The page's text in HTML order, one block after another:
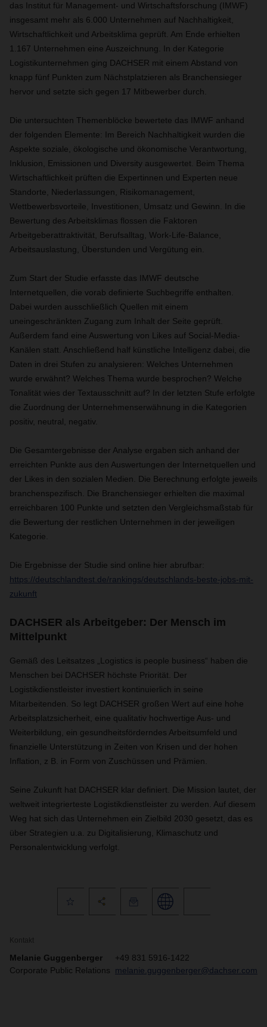
das Institut für Management- und Wirtschaftsforschung (IMWF)
insgesamt mehr als 6.000 Unternehmen auf Nachhaltigkeit,
Wirtschaftlichkeit und Arbeitsklima geprüft. Am Ende erhielten
1.167 Unternehmen eine Auszeichnung. In der Kategorie
Logistikunternehmen ging DACHSER mit einem Abstand von
knapp fünf Punkten zum Nächstplatzieren als Branchensieger
hervor und setzte sich gegen 17 Mitbewerber durch.
Die untersuchten Themenblöcke bewertete das IMWF anhand
der folgenden Elemente: Im Bereich Nachhaltigkeit wurden die
Aspekte soziale, ökologische und ökonomische Verantwortung,
Inklusion, Emissionen und Diversity ausgewertet. Beim Thema
Wirtschaftlichkeit prüften die Expertinnen und Experten neue
Standorte, Niederlassungen, Risikomanagement,
Wettbewerbsvorteile, Investitionen, Umsatz und Gewinn. In die
Bewertung des Arbeitsklimas flossen die Faktoren
Arbeitgeberattraktivität, Berufsalltag, Work-Life-Balance,
Arbeitsauslastung, Überstunden und Vergütung ein.
Zum Start der Studie erfasste das IMWF deutsche
Internetquellen, die vorab definierte Suchbegriffe enthalten.
Dabei wurden ausschließlich Quellen mit einem
uneingeschränkten Zugang zum Inhalt der Seite geprüft.
Außerdem fand eine Auswertung von Likes auf Social-Media-
Kanälen statt. Anschließend half künstliche Intelligenz dabei, die
Daten in drei Stufen zu analysieren: Welches Unternehmen
wurde erwähnt? Welches Thema wurde besprochen? Welche
Tonalität wies der Textausschnitt auf? In der letzten Stufe erfolgte
die Zuordnung der Unternehmenserwähnung in die Kategorien
positiv, neutral, negativ.
Die Gesamtergebnisse der Analyse ergaben sich anhand der
erreichten Punkte aus den Auswertungen der Internetquellen und
der Likes in den sozialen Medien. Die Berechnung erfolgte jeweils
branchenspezifisch. Die Branchensieger erhielten die maximal
erreichbaren 100 Punkte und setzten den Vergleichsmaßstab für
die Bewertung der restlichen Unternehmen in der jeweiligen
Kategorie.
Die Ergebnisse der Studie sind online hier abrufbar:
https://deutschlandtest.de/rankings/deutschlands-beste-jobs-mit-
zukunft
DACHSER als Arbeitgeber: Der Mensch im
Mittelpunkt
Gemäß des Leitsatzes „Logistics is people business“ haben die
Menschen bei DACHSER höchste Priorität. Der
Logistikdienstleister investiert kontinuierlich in seine
Mitarbeitenden. So legt DACHSER großen Wert auf eine hohe
Arbeitsplatzsicherheit, eine qualitativ hochwertige Aus- und
Weiterbildung, ein gesundheitsförderndes Arbeitsumfeld und
finanzielle Unterstützung in Zeiten von Krisen und der hohen
Inflation, z B. in Form von Zuschüssen und Prämien.
Seine Zukunft hat DACHSER klar definiert. Die Mission lautet, der
weltweit integrierteste Logistikdienstleister zu werden. Auf diesem
Weg hat sich das Unternehmen ein Zielbild 2030 gesetzt, das es
über Strategien u.a. zu Digitalisierung, Klimaschutz und
Personalentwicklung verfolgt.
Kontakt
Melanie Guggenberger
Corporate Public Relations
+49 831 5916-1422
melanie.guggenberger@dachser.com